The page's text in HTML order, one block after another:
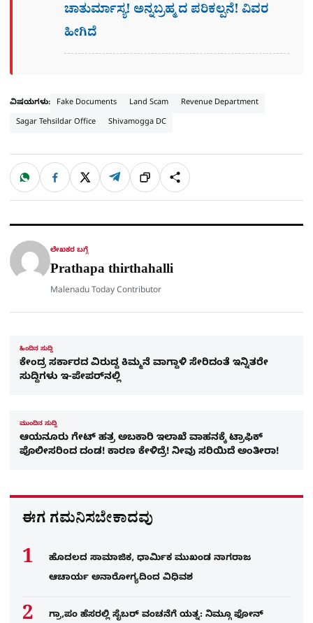
ಚಾತುರ್ಮಾಸ್ಯ! ಅನ್ನಬ್ರಹ್ಮ ದ ಪರಿಕಲ್ಪನೆ! ವಿವರ
ಹೀಗಿದೆ
ವಿಷಯಗಳು: Fake Documents Land Scam
Revenue Department
Sagar Tehsildar Office
Shivamogga DC
ಹಂಚಿಕೊಳ್ಳಿ
W
a
t
p
F
c
e
o
X T
l
e
a
ಲಿಂ
ಕ್
S
h
a
ಲೇಖಕರ ಬಗ್ಗೆ
Prathapa thirthahalli
Malenadu Today Contributor
ಹಿಂದಿನ ಸುದ್ದಿ
ಕೇಂದ್ರ ಸರ್ಕಾರದ ವಿರುದ್ದ ಕಿಮ್ಮನೆ ವಾಗ್ದಾಳಿ ಸೇರಿದಂತೆ ಇನ್ನಿತರೇ
ಸುದ್ದಿಗಳು ಇ-ಪೇಪರ್​ನಲ್ಲಿ
ಮುಂದಿನ ಸುದ್ದಿ
ಆಯನೂರು ಗೇಟ್ ಹತ್ರ ಅಬಕಾರಿ ಇಲಾಖೆ ವಾಹನಕ್ಕೆ ಟ್ರಾಫಿಕ್
ಪೊಲೀಸರಿಂದ ದಂಡ! ಕಾರಣ ಕೇಳಿದ್ರೆ! ನೀವು ಸರಿಯಿದೆ ಅಂತೀರಾ!
ಈಗ ಗಮನಿಸಬೇಕಾದವು
ಹೊದಲದ ಸಾಮಾಜಿಕ, ಧಾರ್ಮಿಕ ಮುಖಂಡ ನಾಗರಾಜ
ಆಚಾರ್ಯ ಅನಾರೋಗ್ಯದಿಂದ ವಿಧಿವಶ
ಗ್ರಾ,ಪಂ ಹೆಸರಲ್ಲಿ ಸೈಬ‌ರ್ ವಂಚನೆಗೆ ಯತ್ನ: ನಿಮ್ಗೂ ಫೋನ್​